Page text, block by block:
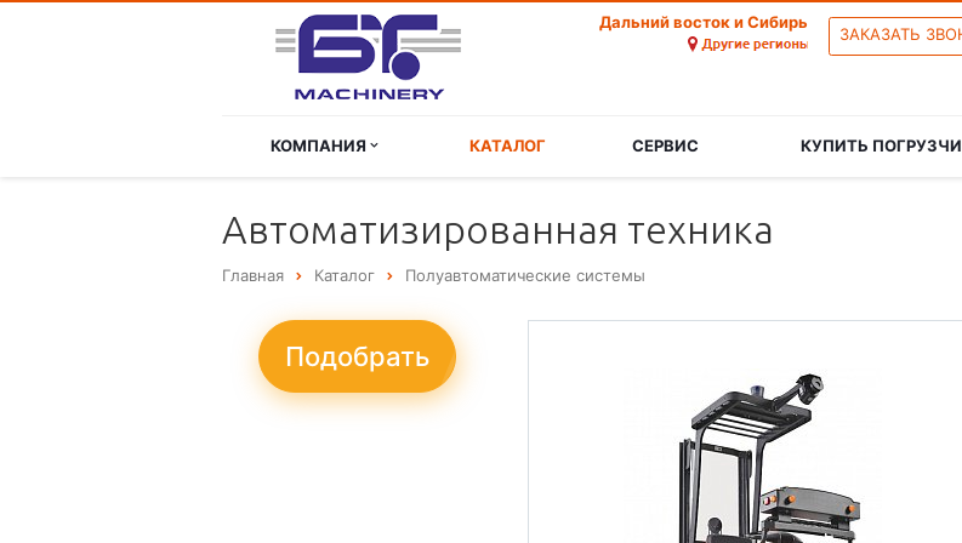
ЗАКАЗАТЬ
Дальний восток и Сибирь
КОМПАНИЯ КАТАЛОГ СЕРВИС КУПИТЬ
Автоматизированная техника
Главная Каталог Полуавтоматические системы
Подобрать